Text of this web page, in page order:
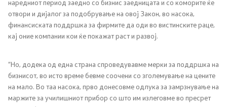
Изјава за пристапност
Со еден клик до сите услуги
наредниот период заедно со бизнис заедницата и со коморите ќе
отвори и дијалог за подобрување на овој Закон, во насока,
финансиската поддршка за фирмите да оди во вистинските раце,
кај оние компании кои ќе покажат раст и развој.
“Но, додека од една страна спроведувавме мерки за поддршка на
бизнисот, во исто време бевме соочени со зголемување на цените
на мало. Во таа насока, прво донесовме одлука за замрзнување на
маржите за училишниот прибор со што им излеговме во пресрет